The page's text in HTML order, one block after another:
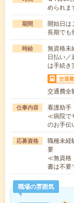
められ
期間
開始日
長期でも
時給
無資格
日払い
は手続き
交通費
交通費全
仕事内容
看護助手
≪病院で
のお手伝
応募資格
職種未経
要
≪無資格
書は不
職場の雰囲気